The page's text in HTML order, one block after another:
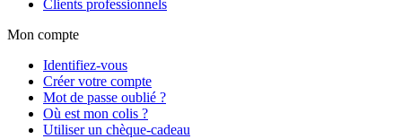
Clients professionnels
Mon compte
Identifiez-vous
Créer votre compte
Mot de passe oublié ?
Où est mon colis ?
Utiliser un chèque-cadeau